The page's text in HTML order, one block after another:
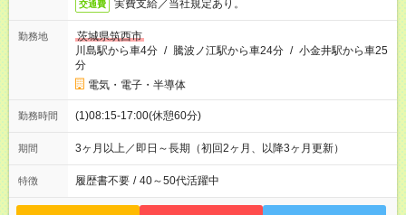
交通費 実費支給／当社規定あり。
勤務地
茨城県筑西市
川島駅から車4分 / 騰波ノ江駅から車24分 / 小金井駅から車25
分
電気・電子・半導体
勤務時間 (1)08:15-17:00(休憩60分)
期間 3ヶ月以上／即日～長期（初回2ヶ月、以降3ヶ月更新）
特徴 履歴書不要 / 40～50代活躍中